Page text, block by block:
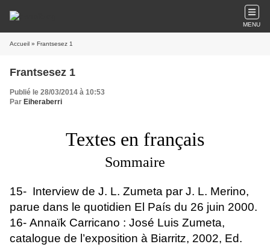
MENU
Accueil » Frantsesez 1
Frantsesez 1
Publié le 28/03/2014 à 10:53
Par Eiheraberri
Textes en français
Sommaire
15- Interview de J. L. Zumeta par J. L. Merino,
parue dans le quotidien El País du 26 juin 2000.
16- Annaïk Carricano : José Luis Zumeta,
catalogue de l’exposition à Biarritz, 2002, Ed.